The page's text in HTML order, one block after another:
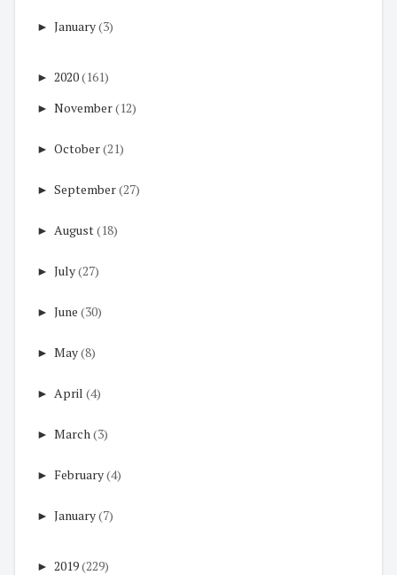
► January(3)
► 2020(161)
► November(12)
► October(21)
► September(27)
► August(18)
► July(27)
► June (30)
► May(8)
► April (4)
► March(3)
► February(4)
► January(7)
► 2019(229)